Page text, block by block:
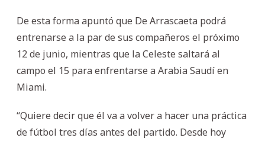
De esta forma apuntó que De Arrascaeta podrá
entrenarse a la par de sus compañeros el próximo
12 de junio, mientras que la Celeste saltará al
campo el 15 para enfrentarse a Arabia Saudí en
Miami.
“Quiere decir que él va a volver a hacer una práctica
de fútbol tres días antes del partido. Desde hoy